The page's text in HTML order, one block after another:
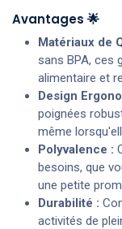
Avantages 🌟
Matériaux de
sans BPA, ces
alimentaire et
Design
poignées
même
Polyvalence :
besoins, que
une petite
Durabilité :
activités de